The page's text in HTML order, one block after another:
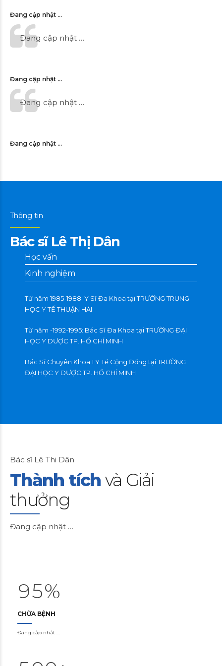
Đang cập nhật …
Đang cập nhật …
Đang cập nhật …
Đang cập nhật …
Đang cập nhật …
Thông tin
Bác sĩ Lê Thị Dân
Học vấn
Kinh nghiệm
Từ năm 1985-1988: Y Sĩ Đa Khoa tại TRƯỜNG TRUNG
HỌC Y TẾ THUẬN HẢI
Từ năm -1992-1995: Bác Sĩ Đa Khoa tại TRƯỜNG ĐẠI
HỌC Y DƯỢC TP. HỒ CHÍ MINH
Bác Sĩ Chuyên Khoa 1 Y Tế Cộng Đồng tại TRƯỜNG
ĐẠI HỌC Y DƯỢC TP. HỒ CHÍ MINH
Bác sĩ Lê Thi Dân
Thành tích và Giải
thưởng
Đang cập nhật …
1
2
3
4
5
6
9
0
0
1
2
5%
CHỮA BỆNH
Đang cập nhật …
1
2
3